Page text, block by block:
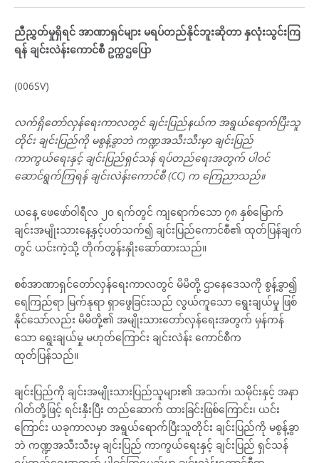
ညီညွှတ်မှုရှိရင် အာဏာရှင်များ မရပ်တည်နိုင်ဘူးဆိုတာ နှလုံးသွင်းကြ
ရန် ချင်းလဲန်းကောင်စီ ဥက္ကဌပြော
(006SV)
လက်ရှိတော်လှန်ရေးကာလတွင် ချင်းပြည်နယ်က အရွယ်ရောက်ပြီးသူ
တိုင်း ချင်းပြည်ကို မစွန့်ခွာဘဲ ကဏ္ဍအသီးသီးမှာ ချင်းပြည်
ကာကွယ်ရေးနှင့် ချင်းပြည်ရှင်သန် ရပ်တည်ရေးအတွက် ပါဝင်
ဆောင်ရွက်ကြရန် ချင်းလဲန်းကောင်စီ (CC) က ကြေညာသည်။
ယနေ့ ဖေဖော်ဝါရီလ ၂၀ ရက်တွင် ကျရောက်သော ၇၈ နှစ်မြောက်
ချင်းအမျိုးသားနေ့နှင့်ပတ်သက်၍ ချင်းပြည်ကောင်စီ၏ ထုတ်ပြန်ချက်
တွင် ယင်းကဲ့သို့ တိုက်တွန်းနှိုးဆော်ထားသည်။
စစ်အာဏာရှင်တော်လှန်ရေးကာလတွင် မိမိတို့ ဌာနေဒေသကို စွန့်ခွာ၍
ရေကြည်ရာ မြက်နုရာ ရှာဖွေခြင်းသည် လွယ်ကူသော ရွေးချယ်မှု ဖြစ်
နိုင်သော်လည်း မိမိတို့၏ အမျိုးသားတော်လှန်ရေးအတွက် မှန်ကန်
သော ရွေးချယ်မှု မဟုတ်ကြောင်း ချင်းလဲန်း ကောင်စီက
ထုတ်ပြန်သည်။
ချင်းပြည်ကို ချင်းအမျိုးသားပြည်သူများ၏ အသက်၊ သမိုင်းနှင့် အနာ
ဂါတ်တို့ဖြင့် ရင်းနှီးပြီး တည်ဆောက် ထားခြင်းဖြစ်ကြောင်း၊ ယင်း
ကြောင်း ယခုကာလမှာ အရွယ်ရောက်ပြီးသူတိုင်း ချင်းပြည်ကို မစွန့်ခွာ
ဘဲ ကဏ္ဍအသီးသီးမှ ချင်းပြည် ကာကွယ်ရေးနှင့် ချင်းပြည် ရှင်သန်